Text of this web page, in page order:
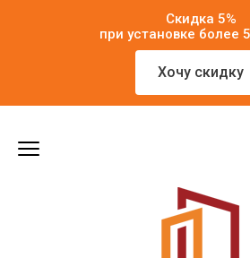
Скидка 5%
при установке более
Хочу скидку